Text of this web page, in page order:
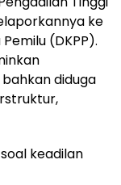
ke
(DKPP).
diduga
keadilan